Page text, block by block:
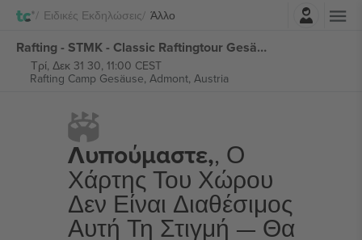
Ειδικές Εκδηλώσεις Άλλο
Rafting - STMK - Classic Raftingtour Gesäuse - Best Adventure Company εισιτήρια
Τρί, Δεκ 31 30, 11:00 CEST
Rafting Camp Gesäuse, Admont, Austria
Λυπούμαστε,, Ο
Χάρτης Του Χώρου
Δεν Είναι Διαθέσιμος
Αυτή Τη Στιγμή — Θα